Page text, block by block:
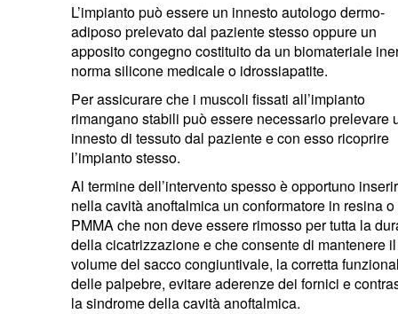
L’impianto può essere un innesto autologo dermo-
adiposo prelevato dal paziente stesso oppure un
apposito congegno costituito da un biomateriale
norma silicone medicale o idrossiapatite.
Per assicurare che i muscoli fissati all’impianto
rimangano stabili può essere necessario prelevare
innesto di tessuto dal paziente e con esso ricoprire
l’impianto stesso.
Al termine dell’intervento spesso è opportuno
nella cavità anoftalmica un conformatore in resina
PMMA che non deve essere rimosso per tutta la
della cicatrizzazione e che consente di mantenere il
volume del sacco congiuntivale, la corretta
delle palpebre, evitare aderenze dei fornici e
la sindrome della cavità anoftalmica.